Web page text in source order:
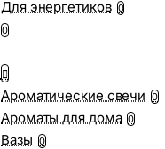
Для энергетиков 0
0
Ароматические свечи 0
Ароматы для дома 0
Вазы 0